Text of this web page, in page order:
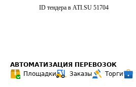
ID тендера в ATI.SU 51704
АВТОМАТИЗАЦИЯ ПЕРЕВОЗОК
Площадки
Заказы Торги